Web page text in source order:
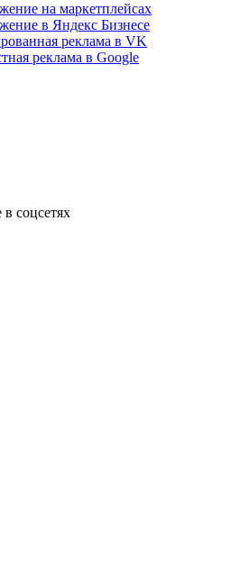
на маркетплейсах
в Яндекс Бизнесе
реклама в VK
реклама в Google
соцсетях